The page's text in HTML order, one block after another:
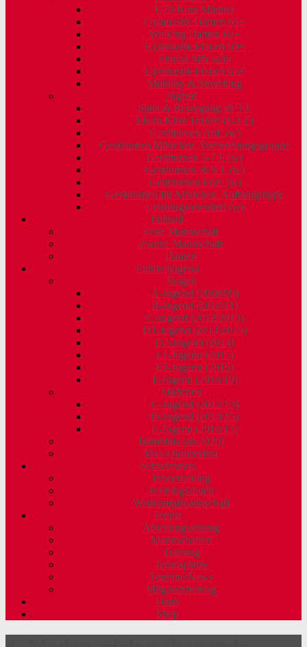
Ü70 Kurs Männer
Gymnastik Damen 65+
Walking Damen 60+
Gymnastik Frauen 60+
Fitness Mix w/m
Gymnastik Frauen 65+
Mobility & Stretching
Jugend
Spiel & Bewegung ab 3 J.
Eltern Kind Turnen (1-3 J.)
Gerätturnen Anf. (w)
Gerätturnen Mädchen: Vorbereitungsgruppe
Gerätturnen 5-7 J. (w)
Gerätturnen ab 8 J. (w)
Gerätturnen Fort. (w)
Gerätturnen für Mädchen: Aufbaugruppe
Leistungsorientiert (w)
Fußball
Erste Mannschaft
Zweite Mannschaft
Damen
Fußballjugend
Jungen
A-Jugend (2008/09)
B-Jugend (2010/11)
C-Jugend (2012/2013)
D1-Jugend (2014/2015)
D2-Jugend (2014)
E1-Jugend (2015)
E2-Jugend (2016)
F-Jugend (2018/19)
Mädchen
C-Jugend (2012/13)
D-Jugend (2014/15)
E-Jugend (2016/17)
Bambinis (ab 2020)
Mai-/Oktoberfest
Schwimmen
Probetraining
Trainingszeiten
Wettkampfmannschaft
Tennis
Abteilungsleitung
Mannschaften
Training
Tennisplätze
Termine/News
Mitgliedsbeitrag
Darts
Shop